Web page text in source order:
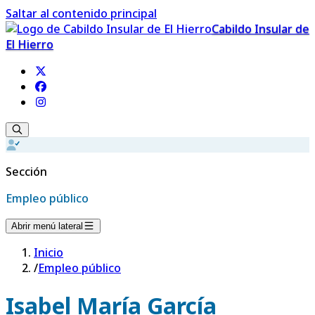
Saltar al contenido principal
Cabildo Insular de
El Hierro
Sección
Empleo público
Abrir menú lateral
Inicio
/Empleo público
Isabel María García